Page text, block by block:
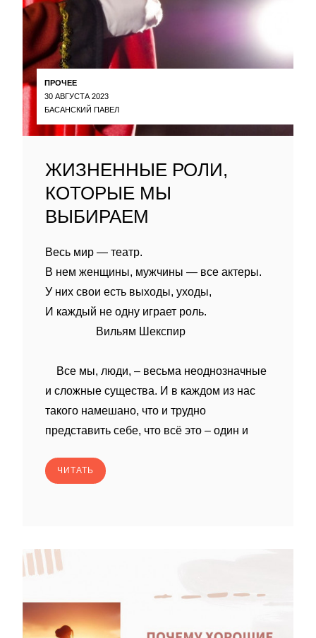
ПРОЧЕЕ
30 АВГУСТА 2023
БАСАНСКИЙ ПАВЕЛ
ЖИЗНЕННЫЕ РОЛИ,
КОТОРЫЕ МЫ
ВЫБИРАЕМ
Весь мир — театр.
В нем женщины, мужчины — все актеры.
У них свои есть выходы, уходы,
И каждый не одну играет роль.
Вильям Шекспир
Все мы, люди, – весьма неоднозначные
и сложные существа. И в каждом из нас
такого намешано, что и трудно
представить себе, что всё это – один и
ЧИТАТЬ